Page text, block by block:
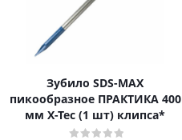
Зубило SDS-MAX
пикообразное ПРАКТИКА 400
мм X-Tec (1 шт) клипса*